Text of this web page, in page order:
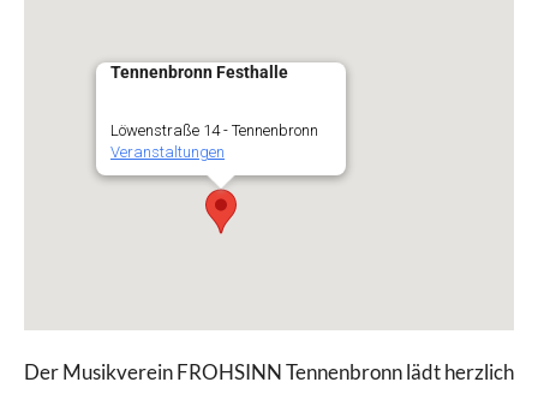
Tennenbronn Festhalle
Löwenstraße 14 - Tennenbronn
Veranstaltungen
Der Musikverein FROHSINN Tennenbronn lädt herzlich